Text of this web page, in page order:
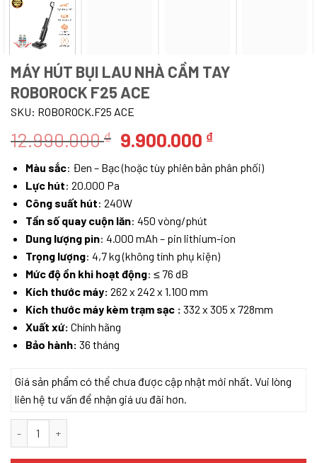
MÁY HÚT BỤI LAU NHÀ CẦM TAY
ROBOROCK F25 ACE
SKU: ROBOROCK.F25 ACE
12.990.000₫ Giá
gốc
là:
12.990.000 ₫.
9.900.000 ₫Giá
tại
Màu sắc: Đen – Bạc (hoặc tùy phiên bản phân phối)
Lực hút: 20.000 Pa
Công suất hút: 240W
Tần số quay cuộn lăn: 450 vòng/phút
Dung lượng pin: 4.000 mAh – pin lithium-ion
Trọng lượng: 4,7 kg (không tính phụ kiện)
Mức độ ồn khi hoạt động: ≤ 76 dB
Kích thước máy: 262 x 242 x 1.100 mm
Kích thước máy kèm trạm sạc : 332 x 305 x 728mm
Xuất xứ: Chính hãng
Bảo hành: 36 tháng
Giá sản phẩm có thể chưa được cập nhật mới nhất. Vui lòng
liên hệ tư vấn để nhận giá ưu đãi hơn.